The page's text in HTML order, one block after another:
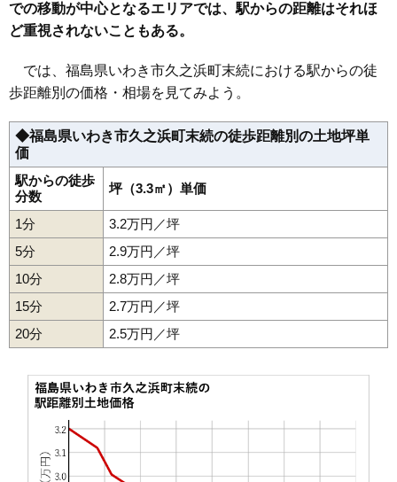
38 小名浜愛宕町 16万円 1,631万円 2.6%
39 草木台 16万円
40 平赤井比良 16万円 1,082万円 9.1%
41 内郷高坂町 16万円
43 植田町 16万円 1,237万円 14.1%
44 小名浜寺廻町 16万円 1,352万円 3.9%
45 平鎌田 16万円
46 好間町中好間 15万円
47 泉町滝尻 15万円
48 常磐湯本町 15万円
49 15万円
50 後田町 15万円 1,258万円 9.5%
51 平北白土 15万円 1,257万円 1.3%
52 内郷御台境町 15万円 1,427万円 3.4%
53 常磐松が台
常磐上湯長谷町 14万円 1,084万円
55 明治団地 14万円 1,382万円
56 桜ケ丘 14万円 982万円
での移動が中心となるエリアでは、駅からの距離はそれほ
ど重視されないこともある。
では、福島県いわき市久之浜町末続における駅からの徒
歩距離別の価格・相場を見てみよう。
◆福島県いわき市久之浜町末続の徒歩距離別の土地坪単
価
駅からの徒歩
分数
坪（3.3㎡）単価
1分
3.2万円／坪
5分
2.9万円／坪
10分
2.8万円／坪
15分
2.7万円／坪
20分
2.5万円／坪